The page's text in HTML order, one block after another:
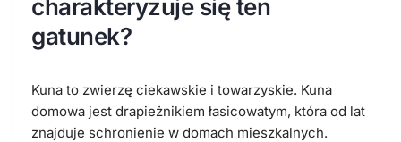
charakteryzuje się ten
gatunek?
Kuna to zwierzę ciekawskie i towarzyskie. Kuna
domowa jest drapieżnikiem łasicowatym, która od lat
znajduje schronienie w domach mieszkalnych.